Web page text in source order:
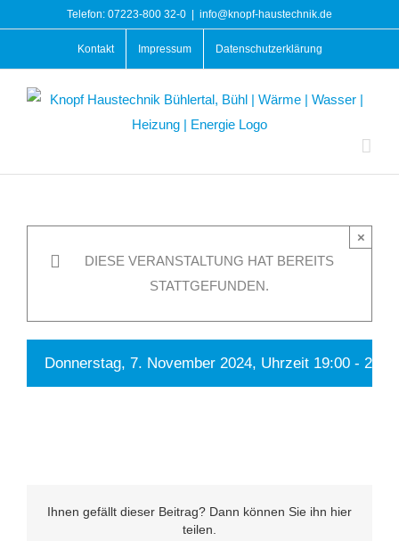
Telefon: 07223-800 32-0 info@knopf-haustechnik.de
Kontakt Impressum Datenschutzerklärung
DIESE VERANSTALTUNG HAT BEREITS
STATTGEFUNDEN.
×
Donnerstag, 7. November 2024, Uhrzeit 19:00 -
Ihnen gefällt dieser Beitrag? Dann können Sie ihn hier
teilen.